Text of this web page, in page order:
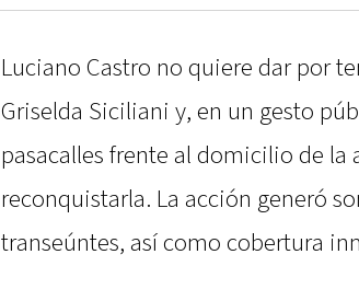
Luciano Castro no quiere dar por
Griselda Siciliani y, en un gesto
pasacalles frente al domicilio de la
reconquistarla. La acción generó
transeúntes, así como cobertura